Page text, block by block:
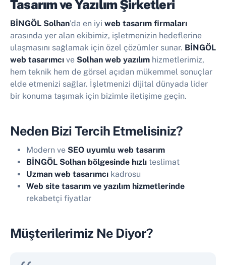
Tasarım ve Yazılım Şirketleri
BİNGÖL Solhan'da en iyi web tasarım firmaları
arasında yer alan ekibimiz, işletmenizin hedeflerine
ulaşmasını sağlamak için özel çözümler sunar. BİNGÖL
web tasarımcı ve Solhan web yazılım hizmetlerimiz,
hem teknik hem de görsel açıdan mükemmel sonuçlar
elde etmenizi sağlar. İşletmenizi dijital dünyada lider
bir konuma taşımak için bizimle iletişime geçin.
Neden Bizi Tercih Etmelisiniz?
Modern ve SEO uyumlu web tasarım
BİNGÖL Solhan bölgesinde hızlı teslimat
Uzman web tasarımcı kadrosu
Web site tasarım ve yazılım hizmetlerinde
rekabetçi fiyatlar
Müşterilerimiz Ne Diyor?